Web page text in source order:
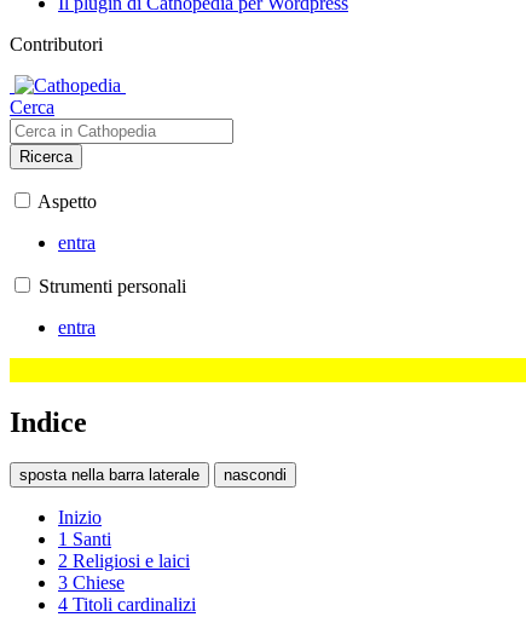
Contributori
Cerca
Ricerca
Aspetto
entra
Strumenti personali
entra
Indice
sposta nella barra laterale nascondi
Inizio
1 Santi
2 Religiosi e laici
3 Chiese
4 Titoli cardinalizi